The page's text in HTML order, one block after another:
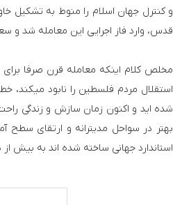
و کنترل جهان اسلام را منوط به تشکیل
قدس، وارد فاز اجرایی این معامله شد و
مخلص کلام اینکه معامله قرن صرفا
استقلال مردم فلسطین را نابود می­کند،
شده ­اید و اکنون زمان سازش و زندگی
بهتر در سواحل مدیترانه و ارتقای سطح
استاندارد جهانی ساخته شده ­اند به بیش